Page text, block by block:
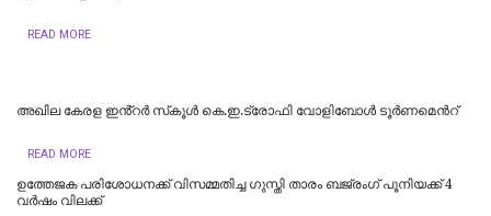
READ MORE
അഖില കേരള ഇൻ്റർ സ്‌കൂൾ കെ.ഇ.ട്രോഫി വോളിബോൾ ടൂർണമെന്‍റ്
READ MORE
ഉത്തേജക പരിശോധനക്ക് വിസമ്മതിച്ച ഗുസ്തി താരം ബജ്രംഗ് പൂനിയക്ക് 4
വർഷം വിലക്ക്